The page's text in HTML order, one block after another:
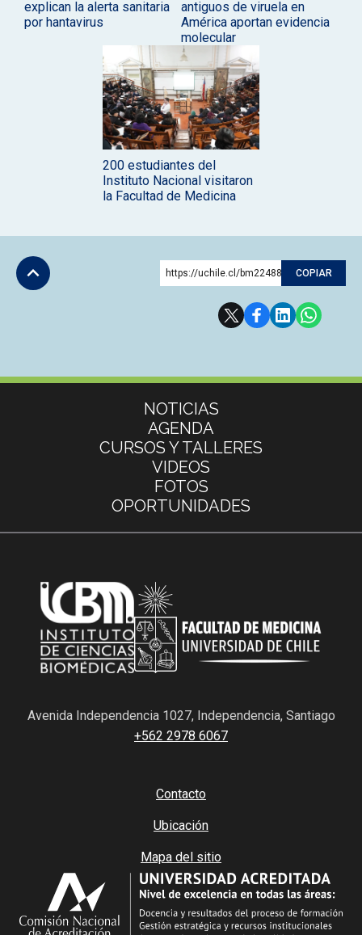
explican la alerta sanitaria
por hantavirus
antiguos de viruela en
América aportan evidencia
molecular
200 estudiantes del
Instituto Nacional visitaron
la Facultad de Medicina
https://uchile.cl/bm224884 COPIAR
NOTICIAS
AGENDA
CURSOS Y TALLERES
VIDEOS
FOTOS
OPORTUNIDADES
Avenida Independencia 1027, Independencia, Santiago
+562 2978 6067
Contacto
Ubicación
Mapa del sitio